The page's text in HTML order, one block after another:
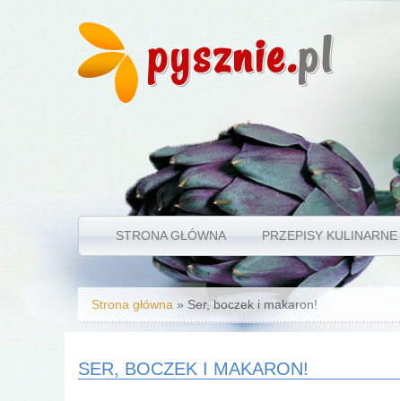
pysznie.pl
STRONA GŁÓWNA PRZEPISY KULINARNE
Jesteś tutaj
Strona główna » Ser, boczek i makaron!
SER, BOCZEK I MAKARON!